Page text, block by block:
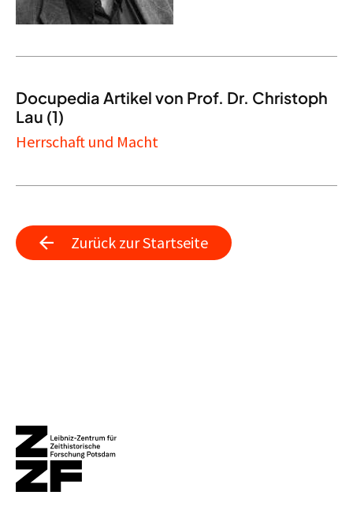
Docupedia Artikel von Prof. Dr. Christoph
Lau (1)
Herrschaft und Macht
Zurück zur Startseite